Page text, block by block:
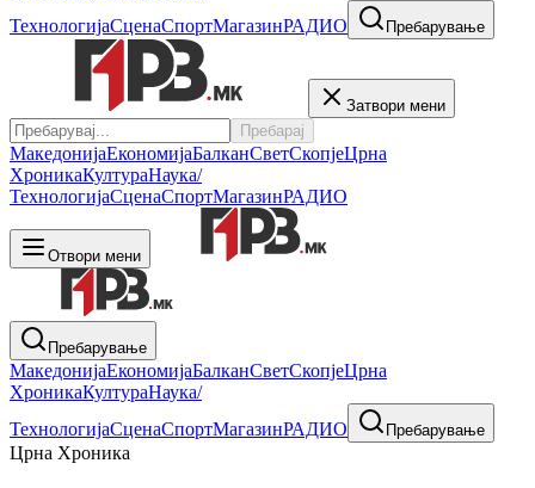
ТехнологијаСценаСпортМагазинРАДИО Пребарување
Затвори мени
Пребарај
МакедонијаЕкономијаБалканСветСкопјеЦрна
ХроникаКултураНаука/
ТехнологијаСценаСпортМагазинРАДИО
Отвори мени
Пребарување
МакедонијаЕкономијаБалканСветСкопјеЦрна
ХроникаКултураНаука/
ТехнологијаСценаСпортМагазинРАДИО Пребарување
Црна Хроника